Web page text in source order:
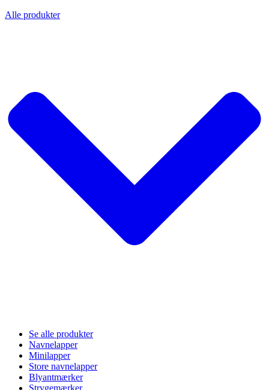
Alle produkter
Se alle produkter
Navnelapper
Minilapper
Store navnelapper
Blyantmærker